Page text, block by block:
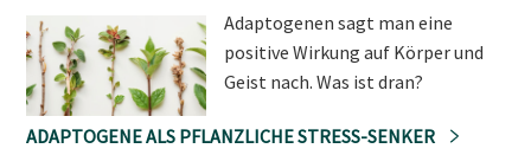
Adaptogenen sagt man eine
positive Wirkung auf Körper und
Geist nach. Was ist dran?
ADAPTOGENE ALS PFLANZLICHE STRESS-SENKER